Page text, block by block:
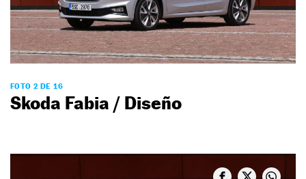
FOTO 2 DE 16
Skoda Fabia / Diseño